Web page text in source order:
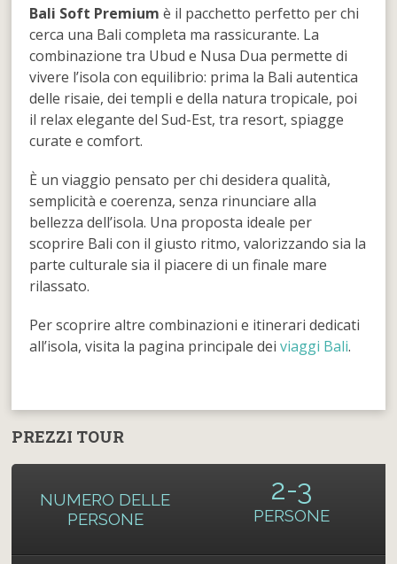
Bali Soft Premium è il pacchetto perfetto per chi
cerca una Bali completa ma rassicurante. La
combinazione tra Ubud e Nusa Dua permette di
vivere l’isola con equilibrio: prima la Bali autentica
delle risaie, dei templi e della natura tropicale, poi
il relax elegante del Sud-Est, tra resort, spiagge
curate e comfort.
È un viaggio pensato per chi desidera qualità,
semplicità e coerenza, senza rinunciare alla
bellezza dell’isola. Una proposta ideale per
scoprire Bali con il giusto ritmo, valorizzando sia la
parte culturale sia il piacere di un finale mare
rilassato.
Per scoprire altre combinazioni e itinerari dedicati
all’isola, visita la pagina principale deiviaggi Bali.
PREZZI TOUR
NUMERO DELLE
PERSONE
2-3
PERSONE